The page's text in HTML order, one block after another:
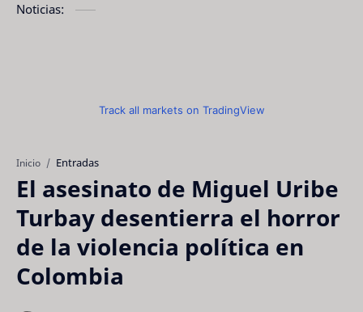
Noticias:
Track all markets on TradingView
Inicio Entradas
El asesinato de Miguel Uribe
Turbay desentierra el horror
de la violencia política en
Colombia